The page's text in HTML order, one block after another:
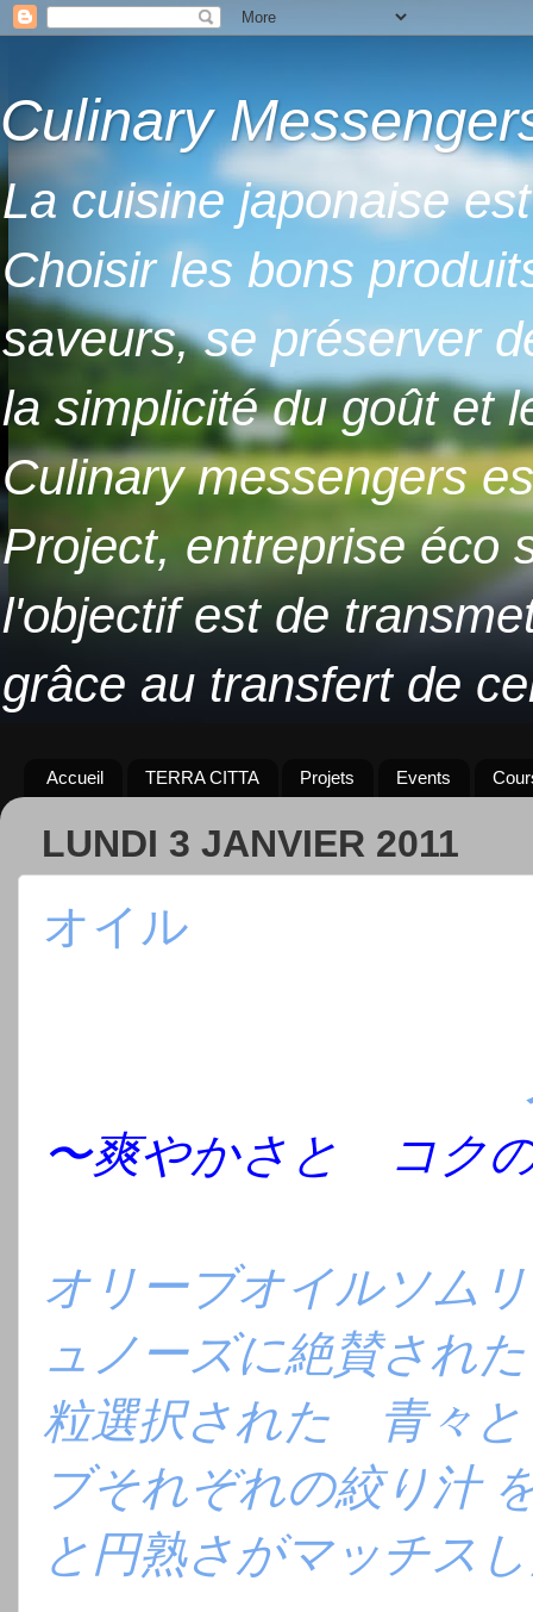
Culinary
La cuisine japonaise
Choisir les bons
saveurs, se préserver
la simplicité du goût et
Culinary messengers
Project, entreprise éco
l'objectif est de
grâce au transfert de
Accueil TERRA CITTA Projets Events
LUNDI 3 JANVIER 2011
オイル
〜爽やかさと コク
オリーブオイルソム
ュノーズに絶賛され
粒選択された 青々
ブそれぞれの絞り汁
と円熟さがマッチス